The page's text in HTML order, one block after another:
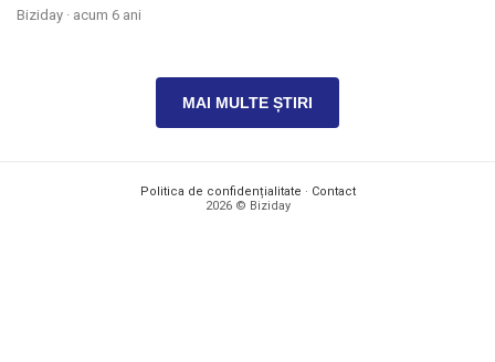
Biziday · acum 6 ani
MAI MULTE ȘTIRI
Politica de confidențialitate · Contact
2026 © Biziday